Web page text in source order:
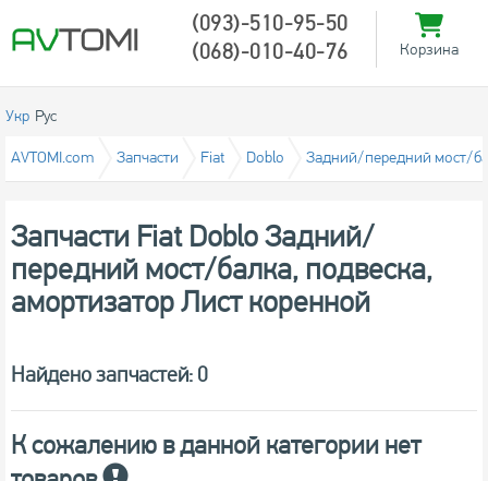
(093)-510-95-50
(068)-010-40-76
Корзина
Укр Рус
AVTOMI.com Запчасти Fiat Doblo Задний/передний мост/
Запчасти Fiat Doblo Задний/
передний мост/балка, подвеска,
амортизатор Лист коренной
Найдено запчастей: 0
К сожалению в данной категории нет